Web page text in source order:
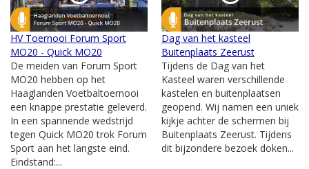
HV Toernooi Forum Sport
MO20 - Quick MO20
De meiden van Forum Sport
MO20 hebben op het
Haaglanden Voetbaltoernooi
een knappe prestatie geleverd.
In een spannende wedstrijd
tegen Quick MO20 trok Forum
Sport aan het langste eind.
Eindstand:...
Dag van het kasteel
Buitenplaats Zeerust
Tijdens de Dag van het
Kasteel waren verschillende
kastelen en buitenplaatsen
geopend. Wij namen een uniek
kijkje achter de schermen bij
Buitenplaats Zeerust. Tijdens
dit bijzondere bezoek doken...